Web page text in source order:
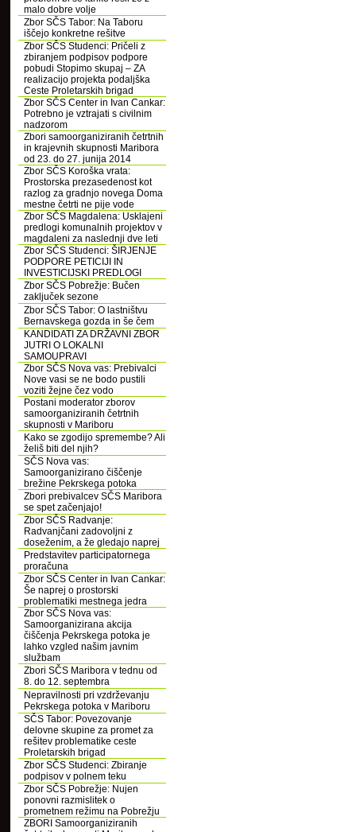
malo dobre volje
Zbor SČS Tabor: Na Taboru
iščejo konkretne rešitve
Zbor SČS Studenci: Pričeli z
zbiranjem podpisov podpore
pobudi Stopimo skupaj – ZA
realizacijo projekta podaljška
Ceste Proletarskih brigad
Zbor SČS Center in Ivan Cankar:
Potrebno je vztrajati s civilnim
nadzorom
Zbori samoorganiziranih četrtnih
in krajevnih skupnosti Maribora
od 23. do 27. junija 2014
Zbor SČS Koroška vrata:
Prostorska prezasedenost kot
razlog za gradnjo novega Doma
mestne četrti ne pije vode
Zbor SČS Magdalena: Usklajeni
predlogi komunalnih projektov v
magdaleni za naslednji dve leti
Zbor SČS Studenci: ŠIRJENJE
PODPORE PETICIJI IN
INVESTICIJSKI PREDLOGI
Zbor SČS Pobrežje: Bučen
zaključek sezone
Zbor SČS Tabor: O lastništvu
Bernavskega gozda in še čem
KANDIDATI ZA DRŽAVNI ZBOR
JUTRI O LOKALNI
SAMOUPRAVI
Zbor SČS Nova vas: Prebivalci
Nove vasi se ne bodo pustili
voziti žejne čez vodo
Postani moderator zborov
samoorganiziranih četrtnih
skupnosti v Mariboru
Kako se zgodijo spremembe? Ali
želiš biti del njih?
SČS Nova vas:
Samoorganizirano čiščenje
brežine Pekrskega potoka
Zbori prebivalcev SČS Maribora
se spet začenjajo!
Zbor SČS Radvanje:
Radvanjčani zadovoljni z
doseženim, a že gledajo naprej
Predstavitev participatornega
proračuna
Zbor SČS Center in Ivan Cankar:
Še naprej o prostorski
problematiki mestnega jedra
Zbor SČS Nova vas:
Samoorganizirana akcija
čiščenja Pekrskega potoka je
lahko vzgled našim javnim
službam
Zbori SČS Maribora v tednu od
8. do 12. septembra
Nepravilnosti pri vzdrževanju
Pekrskega potoka v Mariboru
SČS Tabor: Povezovanje
delovne skupine za promet za
rešitev problematike ceste
Proletarskih brigad
Zbor SČS Studenci: Zbiranje
podpisov v polnem teku
Zbor SČS Pobrežje: Nujen
ponovni razmislitek o
prometnem režimu na Pobrežju
ZBORI Samoorganiziranih